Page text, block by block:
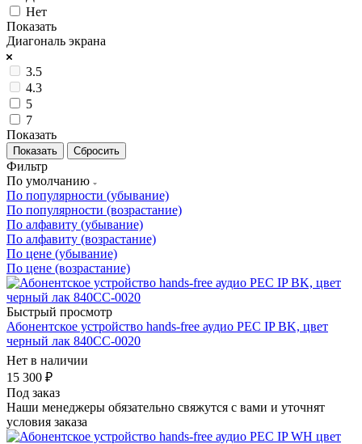
Нет
Показать
Диагональ экрана
3.5
4.3
5
7
Показать
Сбросить
Фильтр
По умолчанию
По популярности (убывание)
По популярности (возрастание)
По алфавиту (убывание)
По алфавиту (возрастание)
По цене (убывание)
По цене (возрастание)
Быстрый просмотр
Абонентское устройство hands-free аудио PEC IP BK, цвет
черный лак 840CC-0020
Нет в наличии
15 300 ₽
Под заказ
Наши менеджеры обязательно свяжутся с вами и уточнят
условия заказа